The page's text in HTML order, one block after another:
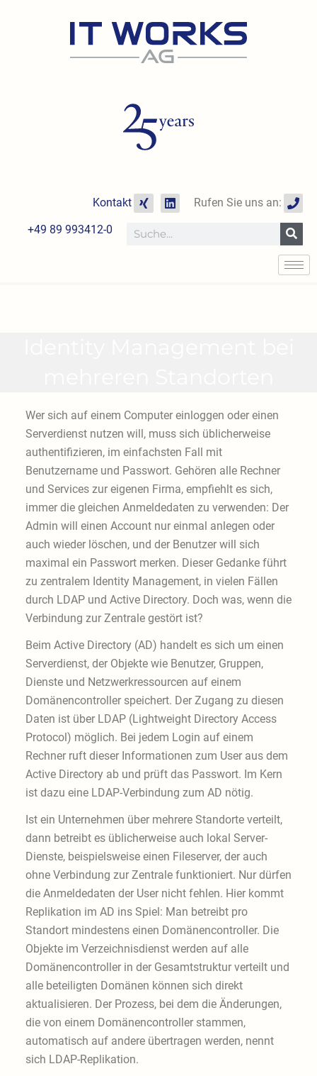
Kontakt
X
i
g
L
i
k
Rufen Sie uns an:
P
h
o
n
e
+49 89 993412-0 Suche
Wer sich auf einem Computer einloggen oder einen
Serverdienst nutzen will, muss sich üblicherweise
authentifizieren, im einfachsten Fall mit
Benutzername und Passwort. Gehören alle Rechner
und Services zur eigenen Firma, empfiehlt es sich,
immer die gleichen Anmeldedaten zu verwenden: Der
Admin will einen Account nur einmal anlegen oder
auch wieder löschen, und der Benutzer will sich
maximal ein Passwort merken. Dieser Gedanke führt
zu zentralem Identity Management, in vielen Fällen
durch LDAP und Active Directory. Doch was, wenn die
Verbindung zur Zentrale gestört ist?
Beim Active Directory (AD) handelt es sich um einen
Serverdienst, der Objekte wie Benutzer, Gruppen,
Dienste und Netzwerkressourcen auf einem
Domänencontroller speichert. Der Zugang zu diesen
Daten ist über LDAP (Lightweight Directory Access
Protocol) möglich. Bei jedem Login auf einem
Rechner ruft dieser Informationen zum User aus dem
Active Directory ab und prüft das Passwort. Im Kern
ist dazu eine LDAP-Verbindung zum AD nötig.
Ist ein Unternehmen über mehrere Standorte verteilt,
dann betreibt es üblicherweise auch lokal Server-
Dienste, beispielsweise einen Fileserver, der auch
ohne Verbindung zur Zentrale funktioniert. Nur dürfen
die Anmeldedaten der User nicht fehlen. Hier kommt
Replikation im AD ins Spiel: Man betreibt pro
Standort mindestens einen Domänencontroller. Die
Objekte im Verzeichnisdienst werden auf alle
Domänencontroller in der Gesamtstruktur verteilt und
alle beteiligten Domänen können sich direkt
aktualisieren. Der Prozess, bei dem die Änderungen,
die von einem Domänencontroller stammen,
automatisch auf andere übertragen werden, nennt
sich LDAP-Replikation.